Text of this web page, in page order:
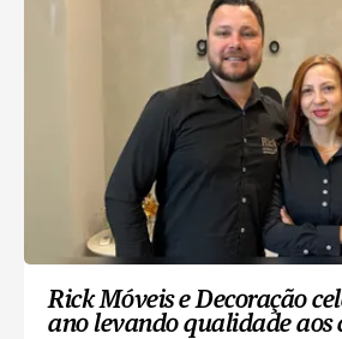
Rick Móveis e Decoração
ano levando qualidade aos